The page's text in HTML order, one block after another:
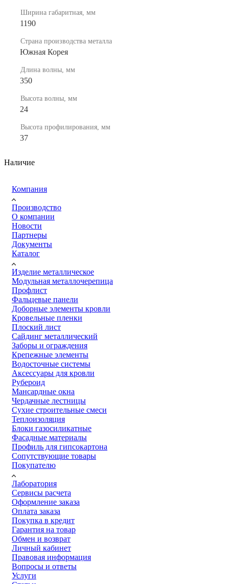
Ширина габаритная, мм
1190
Страна производства металла
Южная Корея
Длина волны, мм
350
Высота волны, мм
24
Высота профилирования, мм
37
Наличие
Компания
Производство
О компании
Новости
Партнеры
Документы
Каталог
Изделие металлическое
Модульная металлочерепица
Профлист
Фальцевые панели
Доборные элементы кровли
Кровельные пленки
Плоский лист
Сайдинг металлический
Заборы и ограждения
Крепежные элементы
Водосточные системы
Аксессуары для кровли
Рубероид
Мансардные окна
Чердачные лестницы
Сухие строительные смеси
Теплоизоляция
Блоки газосиликатные
Фасадные материалы
Профиль для гипсокартона
Сопутствующие товары
Покупателю
Лаборатория
Сервисы расчета
Оформление заказа
Оплата заказа
Покупка в кредит
Гарантия на товар
Обмен и возврат
Личный кабинет
Правовая информация
Вопросы и ответы
Услуги